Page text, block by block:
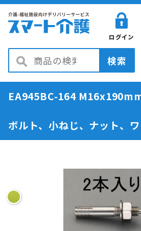
ログイン
検索
EA945BC-164
ボルト、小ねじ、ナット、